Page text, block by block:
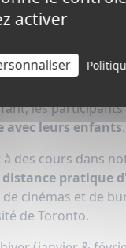
les
avec leurs enfants.
des cours dans
distance pratique
cinémas et de
de Toronto.
activer